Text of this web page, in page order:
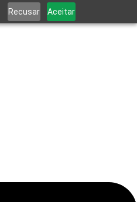
Recusar Aceitar